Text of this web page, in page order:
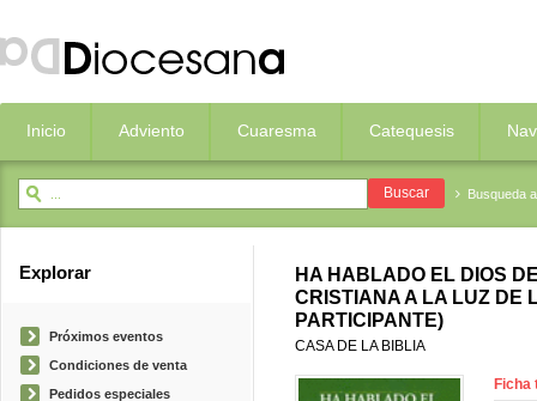
Inicio Adviento Cuaresma Catequesis
Busqueda
Explorar
Próximos eventos
Condiciones de venta
Pedidos especiales
HA HABLADO EL DIOS
CRISTIANA A LA LUZ DE
PARTICIPANTE)
CASA DE LA BIBLIA
Ficha